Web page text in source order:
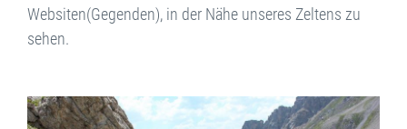
Websiten(Gegenden), in der Nähe unseres Zeltens zu
sehen.